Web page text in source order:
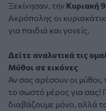
Ξεκίνησαν, την Κυριακή
Ακρόπολης οι
για παιδιά και γονείς.
Δείτε αναλυτικά τις
Μύθοι σε εικόνες
Αν σας αρέσουν οι μύθοι,
το σωστό μέρος για σας!
διαβάζουμε μόνο, αλλά